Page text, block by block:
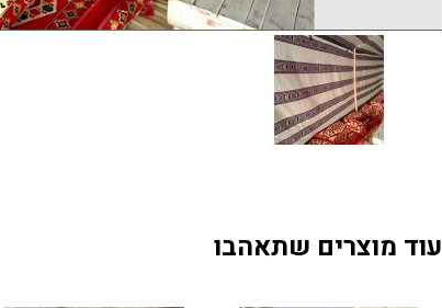
עוד מוצרים שתאהבו